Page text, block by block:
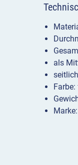
als